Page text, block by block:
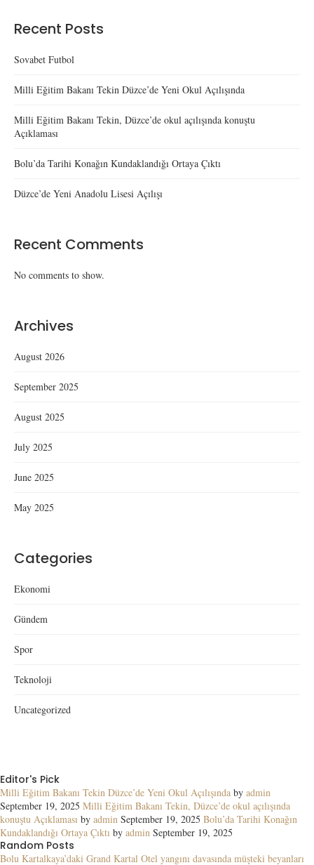
Recent Posts
Sovabet Futbol
Milli Eğitim Bakanı Tekin Düzce’de Yeni Okul Açılışında
Milli Eğitim Bakanı Tekin, Düzce’de okul açılışında konuştu
Açıklaması
Bolu’da Tarihi Konağın Kundaklandığı Ortaya Çıktı
Düzce’de Yeni Anadolu Lisesi Açılışı
Recent Comments
No comments to show.
Archives
August 2026
September 2025
August 2025
July 2025
June 2025
May 2025
Categories
Ekonomi
Gündem
Spor
Teknoloji
Uncategorized
Editor's Pick
Milli Eğitim Bakanı Tekin Düzce’de Yeni Okul Açılışında by admin
September 19, 2025 Milli Eğitim Bakanı Tekin, Düzce’de okul açılışında
konuştu Açıklaması by admin September 19, 2025 Bolu’da Tarihi Konağın
Kundaklandığı Ortaya Çıktı by admin September 19, 2025
Random Posts
Bolu Kartalkaya’daki Grand Kartal Otel yangını davasında müşteki beyanları